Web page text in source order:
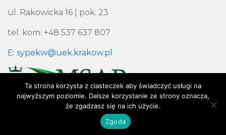
Ta strona korzysta z ciasteczek aby świadczyć usługi na
najwyższym poziomie. Dalsze korzystanie ze strony oznacza,
że zgadzasz się na ich użycie.
Zgoda
ul. Rakowicka 16 | pok. 23
tel. kom. +48 537 637 807
E: sypekw@uek.krakow.pl
Polityka Prywatności